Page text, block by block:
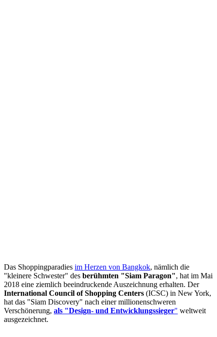
Das Shoppingparadies im Herzen von Bangkok, nämlich die
"kleinere Schwester" des berühmten "Siam Paragon", hat im Mai
2018 eine ziemlich beeindruckende Auszeichnung erhalten. Der
International Council of Shopping Centers (ICSC) in New York,
hat das "Siam Discovery" nach einer millionenschweren
Verschönerung, als "Design- und Entwicklungssieger" weltweit
ausgezeichnet.